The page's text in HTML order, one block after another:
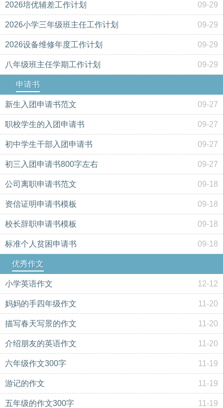
2026培优辅差工作计划 09-29
2026小学三年级班主任工作计划 09-29
2026设备维修年度工作计划 09-29
八年级班主任学期工作计划 09-29
申请书
新生入团申请书范文 09-27
职校学生的入团申请书 09-27
初中学生干部入团申请书 09-27
初三入团申请书800字左右 09-27
公司离职申请书范文 09-18
资信证明申请书模板 09-18
校长辞职申请书模板 09-18
标准个人贫困申请书 09-18
优秀作文
小学英语作文 12-12
妈妈的手四年级作文 11-20
描写春天写景的作文 11-20
介绍朋友的英语作文 11-20
六年级作文300字 11-19
游记的作文 11-19
五年级的作文300字 11-19